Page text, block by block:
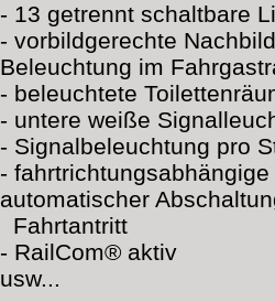
- 13 getrennt schaltbare
- vorbildgerechte
Beleuchtung im
- beleuchtete
- untere weiße
- Signalbeleuchtung pro
-
automatischer
Fahrtantritt
- RailCom® aktiv
usw...